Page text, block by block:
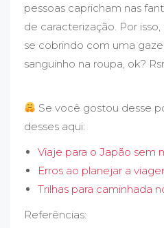
pessoas capricham nas
de caracterização. Por
se cobrindo com uma
sanguinho na roupa, ok?
Se você gostou desse
desses aqui:
Viaje para o Japão sem
Erros ao planejar a
Trilhas para caminhada
Referências: